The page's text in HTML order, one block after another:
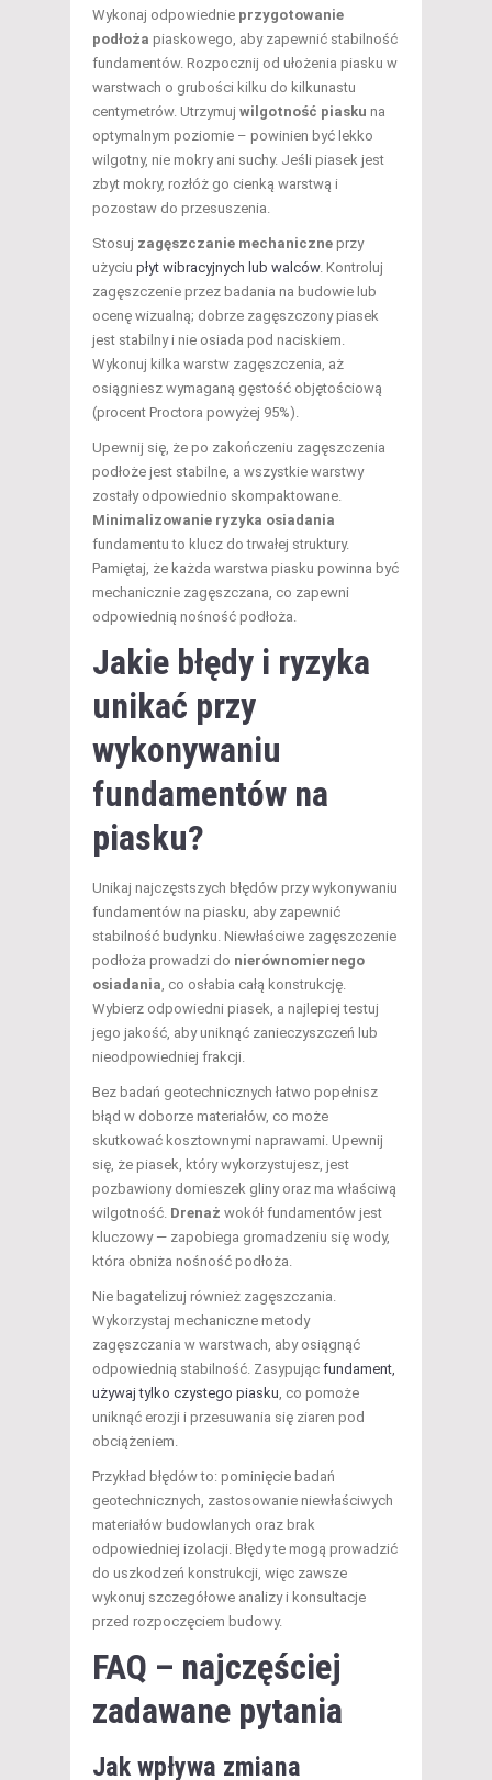
Wykonaj odpowiednie przygotowanie
podłoża piaskowego, aby zapewnić stabilność
fundamentów. Rozpocznij od ułożenia piasku w
warstwach o grubości kilku do kilkunastu
centymetrów. Utrzymuj wilgotność piasku na
optymalnym poziomie – powinien być lekko
wilgotny, nie mokry ani suchy. Jeśli piasek jest
zbyt mokry, rozłóż go cienką warstwą i
pozostaw do przesuszenia.
Stosuj zagęszczanie mechaniczne przy
użyciu płyt wibracyjnych lub walców. Kontroluj
zagęszczenie przez badania na budowie lub
ocenę wizualną; dobrze zagęszczony piasek
jest stabilny i nie osiada pod naciskiem.
Wykonuj kilka warstw zagęszczenia, aż
osiągniesz wymaganą gęstość objętościową
(procent Proctora powyżej 95%).
Upewnij się, że po zakończeniu zagęszczenia
podłoże jest stabilne, a wszystkie warstwy
zostały odpowiednio skompaktowane.
Minimalizowanie ryzyka osiadania
fundamentu to klucz do trwałej struktury.
Pamiętaj, że każda warstwa piasku powinna być
mechanicznie zagęszczana, co zapewni
odpowiednią nośność podłoża.
Jakie błędy i ryzyka
unikać przy
wykonywaniu
fundamentów na
piasku?
Unikaj najczęstszych błędów przy wykonywaniu
fundamentów na piasku, aby zapewnić
stabilność budynku. Niewłaściwe zagęszczenie
podłoża prowadzi do nierównomiernego
osiadania , co osłabia całą konstrukcję.
Wybierz odpowiedni piasek, a najlepiej testuj
jego jakość, aby uniknąć zanieczyszczeń lub
nieodpowiedniej frakcji.
Bez badań geotechnicznych łatwo popełnisz
błąd w doborze materiałów, co może
skutkować kosztownymi naprawami. Upewnij
się, że piasek, który wykorzystujesz, jest
pozbawiony domieszek gliny oraz ma właściwą
wilgotność. Drenaż wokół fundamentów jest
kluczowy — zapobiega gromadzeniu się wody,
która obniża nośność podłoża.
Nie bagatelizuj również zagęszczania.
Wykorzystaj mechaniczne metody
zagęszczania w warstwach, aby osiągnąć
odpowiednią stabilność. Zasypując fundament,
używaj tylko czystego piasku , co pomoże
uniknąć erozji i przesuwania się ziaren pod
obciążeniem.
Przykład błędów to: pominięcie badań
geotechnicznych, zastosowanie niewłaściwych
materiałów budowlanych oraz brak
odpowiedniej izolacji. Błędy te mogą prowadzić
do uszkodzeń konstrukcji, więc zawsze
wykonuj szczegółowe analizy i konsultacje
przed rozpoczęciem budowy.
FAQ – najczęściej
zadawane pytania
Jak wpływa zmiana